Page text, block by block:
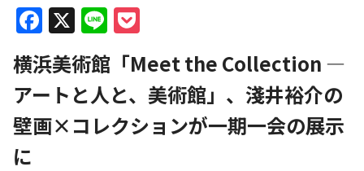
Facebook
X Line
横浜美術館「Meet the Collection ―
アートと人と、美術館」、淺井裕介の
壁画×コレクションが一期一会の展示
に